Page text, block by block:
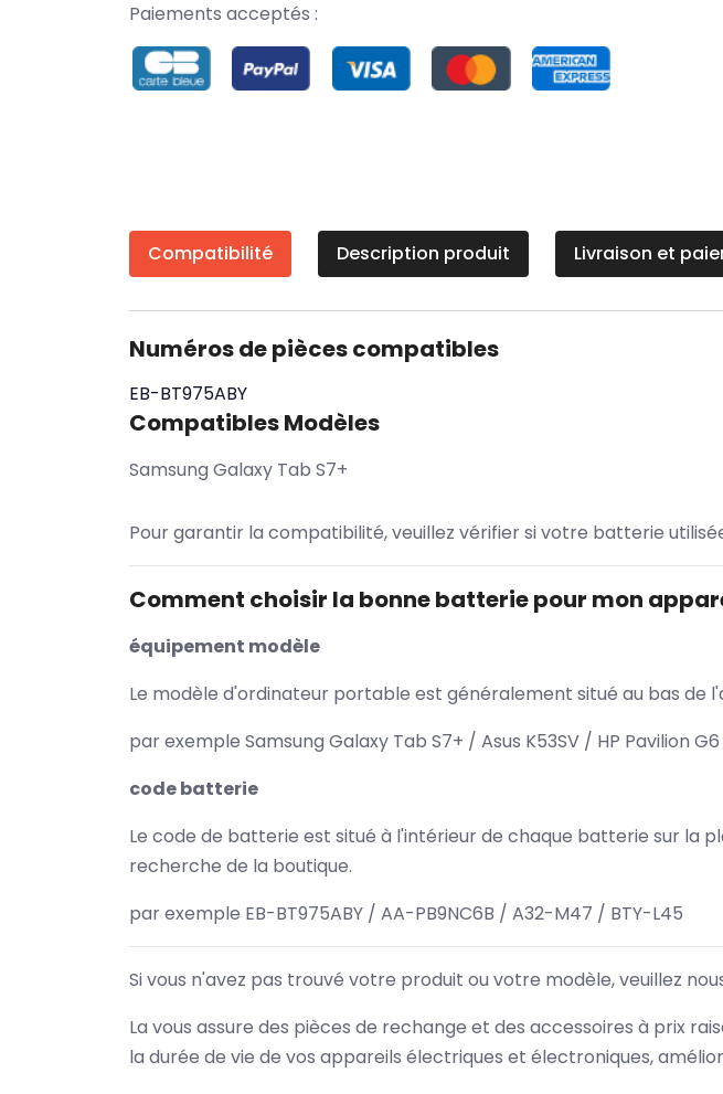
Paiements acceptés :
Compatibilité Description produit Livraison et
Numéros de pièces compatibles
EB-BT975ABY
Compatibles Modèles
Samsung Galaxy Tab S7+
Pour garantir la compatibilité, veuillez vérifier si votre batterie
Comment choisir la bonne batterie pour mon
équipement modèle
Le modèle d'ordinateur portable est généralement situé au bas de
par exemple Samsung Galaxy Tab S7+ / Asus K53SV / HP Pavilion
code batterie
Le code de batterie est situé à l'intérieur de chaque batterie sur la
recherche de la boutique.
par exemple EB-BT975ABY / AA-PB9NC6B / A32-M47 / BTY-L45
Si vous n'avez pas trouvé votre produit ou votre modèle, veuillez
La vous assure des pièces de rechange et des accessoires à prix
la durée de vie de vos appareils électriques et électroniques,